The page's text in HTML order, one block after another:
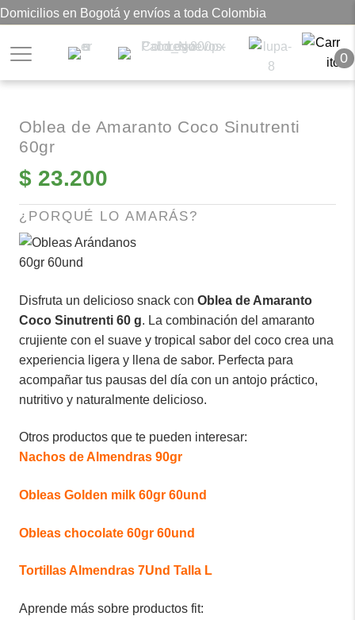
Domicilios en Bogotá y envíos a toda Colombia
0
Oblea de Amaranto Coco Sinutrenti
60gr
$ 23.200
¿PORQUÉ LO AMARÁS?
Disfruta un delicioso snack con Oblea de Amaranto
Coco Sinutrenti 60 g. La combinación del amaranto
crujiente con el suave y tropical sabor del coco crea una
experiencia ligera y llena de sabor. Perfecta para
acompañar tus pausas del día con un antojo práctico,
nutritivo y naturalmente delicioso.
Otros productos que te pueden interesar:
Nachos de Almendras 90gr
Obleas Golden milk 60gr 60und
Obleas chocolate 60gr 60und
Tortillas Almendras 7Und Talla L
Aprende más sobre productos fit: